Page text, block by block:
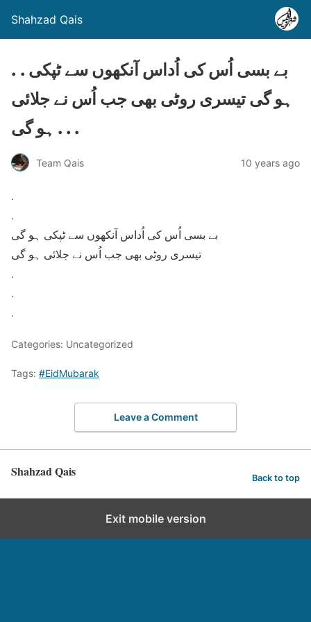
Shahzad Qais
. . بے بسی اُس کی اُداس آنکھوں سے ٹپکی
ہو گی تیسری روٹی بھی جب اُس نے جلائی
ہو گی . . .
Team Qais 10 years ago
.
.
بے بسی اُس کی اُداس آنکھوں سے ٹپکی ہو گی
تیسری روٹی بھی جب اُس نے جلائی ہو گی
.
.
.
Categories: Uncategorized
Tags: #EidMubarak
Leave a Comment
Shahzad Qais Back to top
Exit mobile version